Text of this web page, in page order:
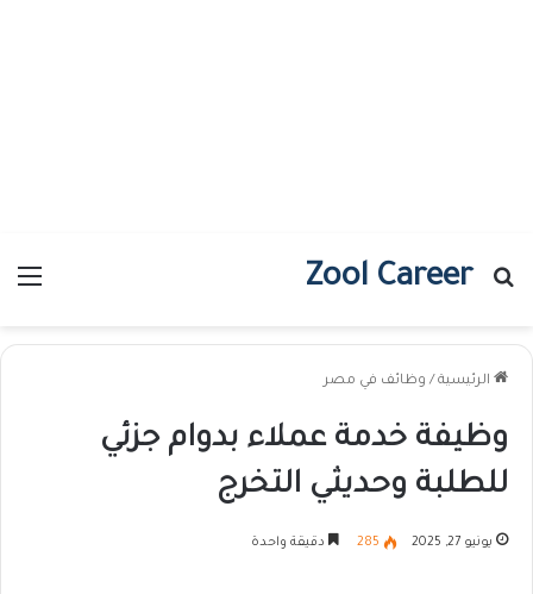
Zool Career
بحث عن
الرئيسية / وظائف في مصر
وظيفة خدمة عملاء بدوام جزئي
للطلبة وحديثي التخرج
يونيو 27, 2025 285 دقيقة واحدة